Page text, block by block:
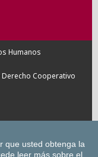
Humanos
Cooperativo
de Deusto en
que usted obtenga la
leer más sobre el